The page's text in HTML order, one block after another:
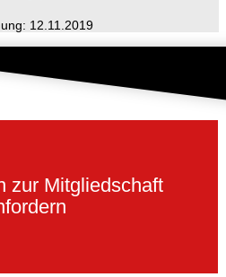
12.11.2019
zur Mitgliedschaft